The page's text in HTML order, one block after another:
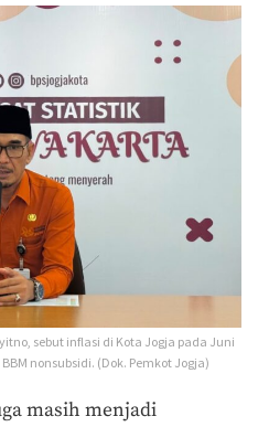
sebut inflasi di Kota Jogja pada Juni
nonsubsidi. (Dok. Pemkot Jogja)
masih menjadi